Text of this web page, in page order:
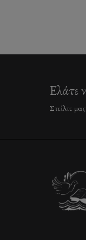
Ελάτε
Στείλτε